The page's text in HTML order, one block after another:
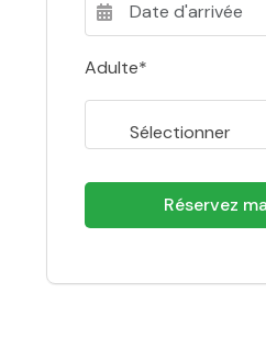
Adulte*
Réservez